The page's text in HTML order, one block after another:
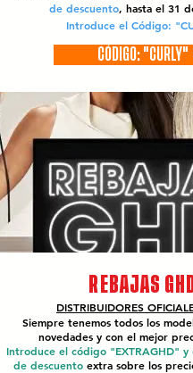
de descuento, hasta el 31
Introduce el Código:
CÓDIGO: "CURLY"
REBAJAS
DISTRIBUIDORES
Siempre tenemos todos los
novedades y con el mejor
Introduce el código "EXTRAGHD"
de descuento extra sobre los